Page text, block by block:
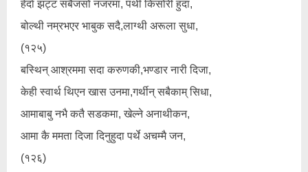
हेर्दा झट्ट सबैजसो नजरमा, पर्थी किसोरी हुदा,
बोल्थी नम्रभएर भाबुक सदै,लाग्थी अरूला सुधा,
(१२५)
बस्थिन् आश्रममा सदा करुणकी,भण्डार नारी दिजा,
केही स्वार्थ थिएन खास उनमा,गर्थीन् सबैकाम् सिधा,
आमाबाबु नभै कतै सडकमा, खेल्ने अनाथीकन,
आमा कै ममता दिजा दिनुहुदा पर्थे अचम्मै जन,
(१२६)